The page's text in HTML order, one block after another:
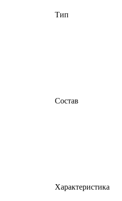
Тип
Состав
Характеристика